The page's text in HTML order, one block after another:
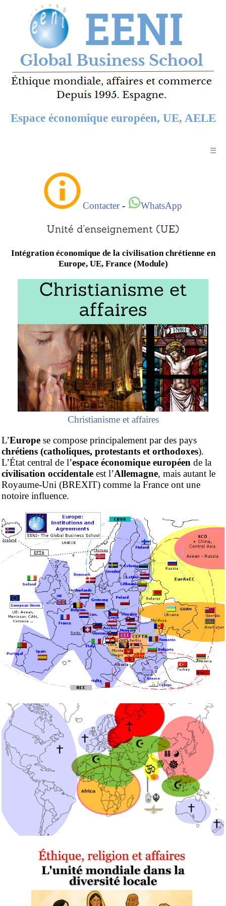
Espace économique européen, UE, AELE
☰
Contacter- WhatsApp
Intégration économique de la civilisation chrétienne en
Europe, UE, France (Module)
Christianisme et affaires
L’Europe se compose principalement par des pays
chrétiens (catholiques, protestants et orthodoxes).
L’État central de l’espace économique européen de la
civilisation occidentale est l’Allemagne, mais autant le
Royaume-Uni (BREXIT) comme la France ont une
notoire influence.